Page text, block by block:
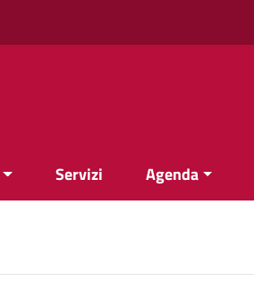
Servizi Agenda